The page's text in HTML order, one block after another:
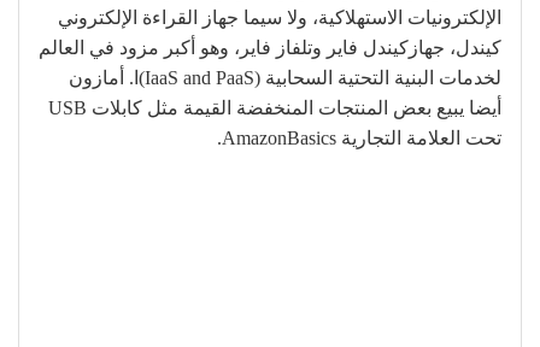
الإلكترونيات الاستهلاكية، ولا سيما جهاز القراءة الإلكتروني
كيندل، جهازكيندل فاير وتلفاز فاير، وهو أكبر مزود في العالم
لخدمات البنية التحتية السحابية (IaaS and PaaS)ا. أمازون
أيضا يبيع بعض المنتجات المنخفضة القيمة مثل كابلات USB
تحت العلامة التجارية AmazonBasics.